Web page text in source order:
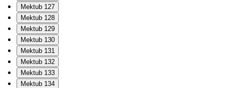
Mektub 127
Mektub 128
Mektub 129
Mektub 130
Mektub 131
Mektub 132
Mektub 133
Mektub 134